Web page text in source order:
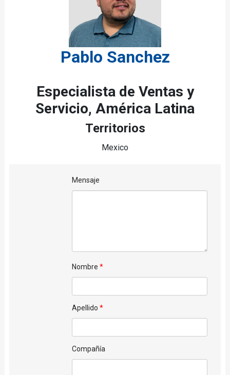
Pablo Sanchez
Especialista de Ventas y
Servicio, América Latina
Territorios
Mexico
Mensaje
Nombre
Apellido
Compañía